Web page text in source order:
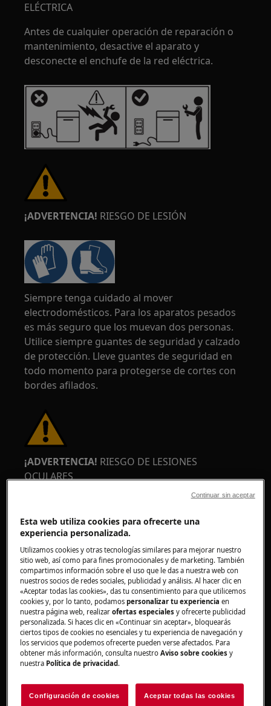
ELÉCTRICA
Antes de cualquier operación de reparación o
mantenimiento, desactive el aparato y
desconecte el enchufe de la red eléctrica.
¡ADVERTENCIA! RIESGO DE LESIÓN
Siempre tenga cuidado al mover
electrodomésticos. Para los aparatos pesados
es más seguro que los muevan dos personas.
Utilice siempre guantes de seguridad y calzado
de protección. Lleve guantes de seguridad en
todo momento para protegerse de cortes con
bordes afilados.
¡ADVERTENCIA! RIESGO DE LESIONES
OCULARES
Use gafas de seguridad si realiza trabajos de
mantenimiento o reparación que involucren
muelles.
¡ADVERTENCIA!RIESGO DE ATRAPAMIENTO
Esta web utiliza cookies para ofrecerte una
experiencia personalizada.
Utilizamos cookies y otras tecnologías similares para mejorar nuestro
sitio web, así como para fines promocionales y de marketing. También
compartimos información sobre el uso que le das a nuestra web con
nuestros socios de redes sociales, publicidad y análisis. Al hacer clic en
«Aceptar todas las cookies», das tu consentimiento para que utilicemos
cookies y, por lo tanto, podamospersonalizar tu experienciaen
nuestra página web, realizarofertas especiales y ofrecerte publicidad
personalizada. Si haces clic en «Continuar sin aceptar», bloquearás
ciertos tipos de cookies no esenciales y tu experiencia de navegación y
los servicios que podemos ofrecerte pueden verse afectados. Para
obtener más información, consulta nuestroAviso sobre cookies y
nuestra Política de privacidad.
Configuración de cookies Aceptar todas las cookies
Continuar sin aceptar